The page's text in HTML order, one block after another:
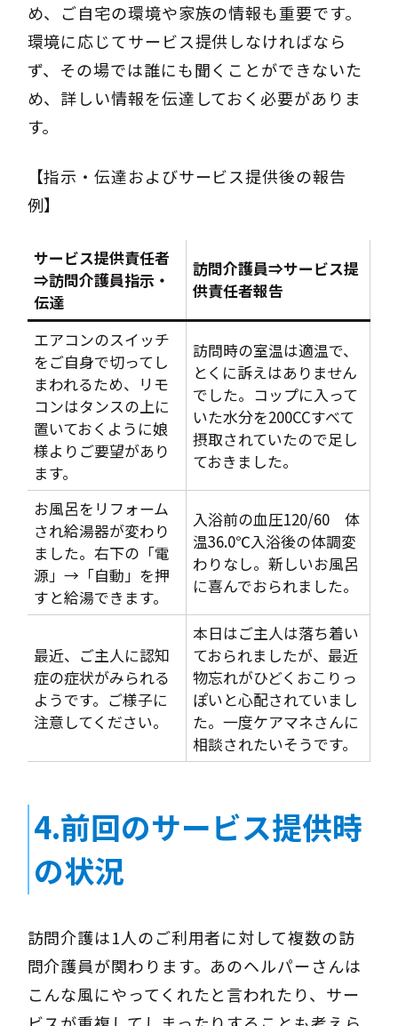
め、ご自宅の環境や家族の情報も重要です。
環境に応じてサービス提供しなければなら
ず、その場では誰にも聞くことができないた
め、詳しい情報を伝達しておく必要がありま
す。
【指示・伝達およびサービス提供後の報告
例】
サービス提供責任者
⇒訪問介護員指示・
伝達
訪問介護員⇒サービス提
供責任者報告
エアコンのスイッチ
をご自身で切ってし
まわれるため、リモ
コンはタンスの上に
置いておくように娘
様よりご要望があり
ます。
訪問時の室温は適温で、
とくに訴えはありません
でした。コップに入って
いた水分を200CCすべて
摂取されていたので足し
ておきました。
お風呂をリフォーム
され給湯器が変わり
ました。右下の「電
源」→「自動」を押
すと給湯できます。
入浴前の血圧120/60 体
温36.0℃入浴後の体調変
わりなし。新しいお風呂
に喜んでおられました。
最近、ご主人に認知
症の症状がみられる
ようです。ご様子に
注意してください。
本日はご主人は落ち着い
ておられましたが、最近
物忘れがひどくおこりっ
ぽいと心配されていまし
た。一度ケアマネさんに
相談されたいそうです。
4.前回のサービス提供時
の状況
訪問介護は1人のご利用者に対して複数の訪
問介護員が関わります。あのヘルパーさんは
こんな風にやってくれたと言われたり、サー